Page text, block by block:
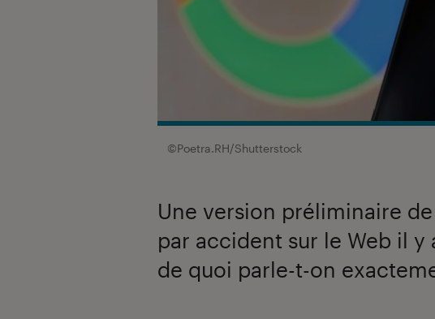
©Poetra.RH/Shutterstock
Une version préliminaire de
par accident sur le Web il y
de quoi parle-t-on